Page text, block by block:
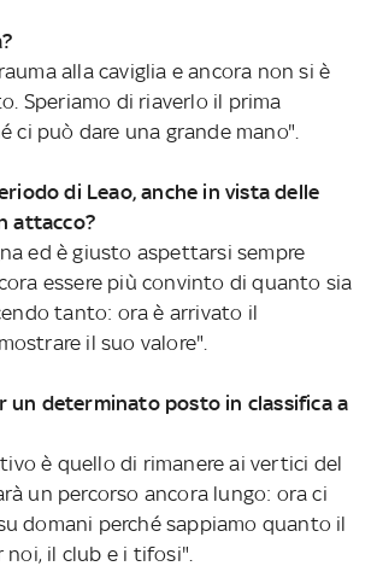
alla caviglia e ancora non si è
Speriamo di riaverlo il prima
ci può dare una grande mano".
di Leao, anche in vista delle
attacco?
ed è giusto aspettarsi sempre
essere più convinto di quanto sia
tanto: ora è arrivato il
il suo valore".
un determinato posto in classifica a
è quello di rimanere ai vertici del
un percorso ancora lungo: ora ci
domani perché sappiamo quanto il
noi, il club e i tifosi".